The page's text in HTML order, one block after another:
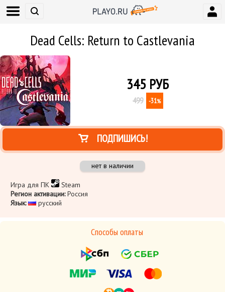
Dead Cells: Return to Castlevania
345 РУБ
499 -31%
ПОДПИШИСЬ!
нет в наличии
Игра для ПК
Steam
Регион активации:Россия
Язык:
русский
Способы оплаты